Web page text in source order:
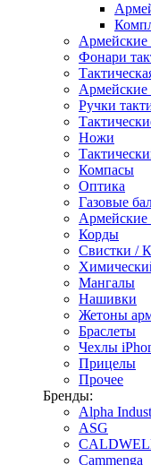
Армейские
Фонари
Армейские
Ручки
Ножи
Компасы
Оптика
Газовые
Армейские
Корды
Свистки /
Мангалы
Нашивки
Жетоны
Браслеты
Чехлы
Прицелы
Прочее
Бренды:
Alpha
ASG
Cammenga